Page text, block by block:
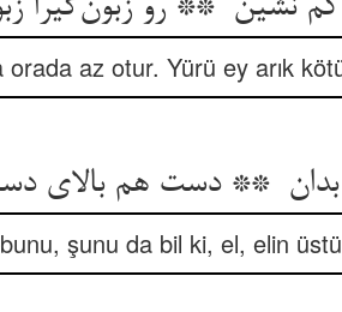
az otur. Yürü ey arık
şunu da bil ki, el, elin